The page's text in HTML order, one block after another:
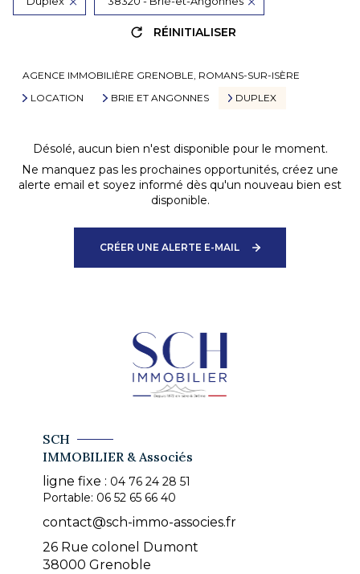
RÉINITIALISER
AGENCE IMMOBILIÈRE GRENOBLE, ROMANS-SUR-ISÈRE
LOCATION
BRIE ET ANGONNES DUPLEX
Désolé, aucun bien n'est disponible pour le moment.
Ne manquez pas les prochaines opportunités, créez une
alerte email et soyez informé dès qu'un nouveau bien est
disponible.
CRÉER UNE ALERTE E-MAIL
SCH
IMMOBILIER & Associés
ligne fixe : 04 76 24 28 51
Portable: 06 52 65 66 40
contact@sch-immo-associes.fr
26 Rue colonel Dumont
38000 Grenoble